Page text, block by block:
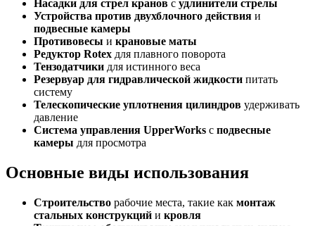
Насадки для стрел кранов с удлинители стрелы
Устройства против двухблочного действия и
подвесные камеры
Противовесы и крановые маты
Редуктор Rotex для плавного поворота
Тензодатчики для истинного веса
Резервуар для гидравлической жидкости питать
систему
Телескопические уплотнения цилиндров удерживать
давление
Система управления UpperWorks с подвесные
камеры для просмотра
Основные виды использования
Строительство рабочие места, такие как монтаж
стальных конструкций и кровля